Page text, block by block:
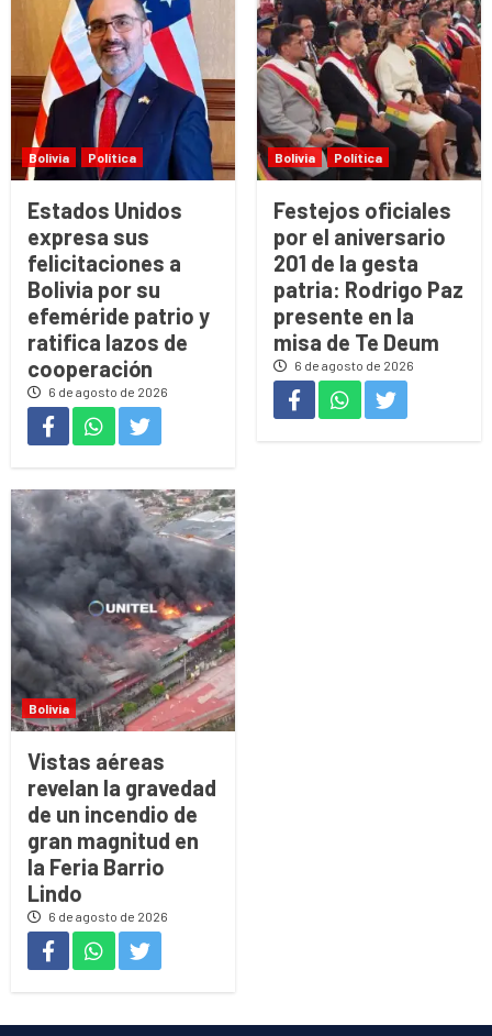
Bolivia Política
Estados Unidos
expresa sus
felicitaciones a
Bolivia por su
efeméride patrio y
ratifica lazos de
cooperación
6 de agosto de 2026
Bolivia Política
Festejos oficiales
por el aniversario
201 de la gesta
patria: Rodrigo Paz
presente en la
misa de Te Deum
6 de agosto de 2026
Bolivia
Vistas aéreas
revelan la gravedad
de un incendio de
gran magnitud en
la Feria Barrio
Lindo
6 de agosto de 2026